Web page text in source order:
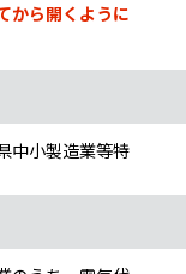
から開くように
中小製造業等特